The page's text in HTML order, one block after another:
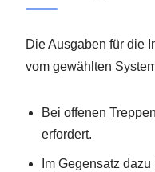
Die Ausgaben für die
vom gewählten
Bei offenen
erfordert.
Im Gegensatz